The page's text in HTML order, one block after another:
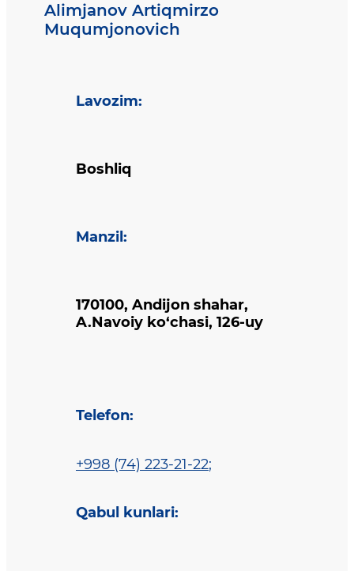
Alimjanov Artiqmirzo
Muqumjonovich
Lavozim:
Boshliq
Manzil :
170100, Andijon shahar,
A.Navoiy ko‘chasi, 126-uy
Telefon:
+998 (74) 223-21-22;
Qabul kunlari: